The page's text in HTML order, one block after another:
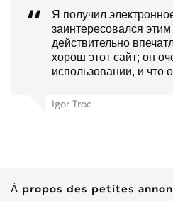
Я получил
заинтересовался
действительно
хорош этот сайт; он
использовании, и что
Igor Troc
À propos des petites